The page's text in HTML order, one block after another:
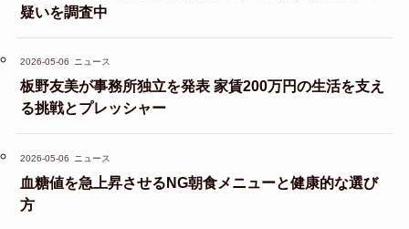
疑いを調査中
2026-05-06 ニュース
板野友美が事務所独立を発表 家賃200万円の生活を支え
る挑戦とプレッシャー
2026-05-06 ニュース
血糖値を急上昇させるNG朝食メニューと健康的な選び
方